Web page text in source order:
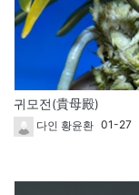
귀모전(貴母殿)
다인 황윤환 01-27